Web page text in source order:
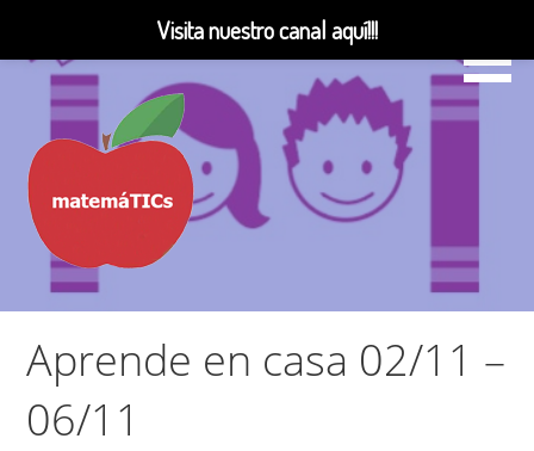
contenido
MatemáTICs
Matemáticas, Educación, YouTube Videos
Aprende en casa 02/11 –
06/11
Visita nuestro canal aquí!!!